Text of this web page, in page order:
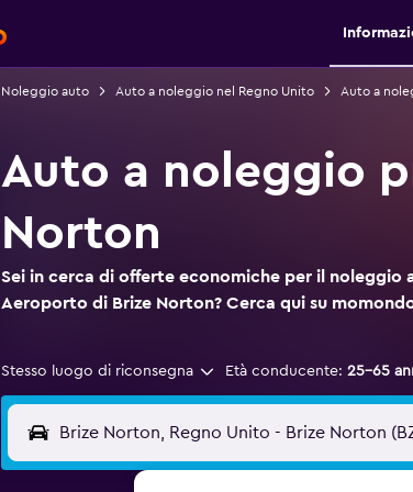
Noleggio auto Auto a noleggio nel Regno Unito Auto a
Auto a noleggio
Norton
Sei in cerca di offerte economiche per il noleggio
Aeroporto di Brize Norton? Cerca qui su
Stesso luogo di riconsegna Età conducente: 25-65